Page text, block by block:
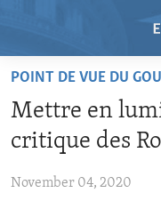
Skip
main
content
to
REGIONS
POINT DE VUE DU
Mettre en
critique des
November 04, 2020